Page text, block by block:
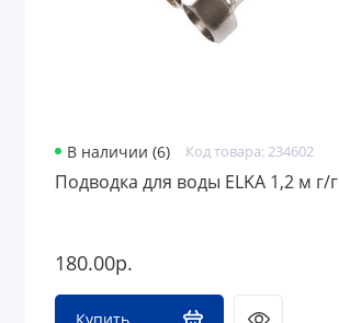
В наличии (6) Код товара: 234602
Подводка для воды ELKA 1,2 м г/г
180.00р.